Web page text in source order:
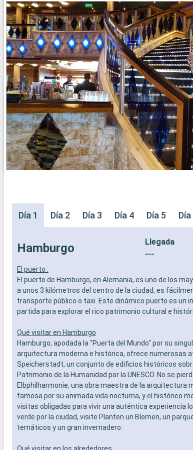
Día 1 Día 2 Día 3 Día 4 Día 5 Día
Hamburgo
Llegada
---
El puerto :
El puerto de Hamburgo, en Alemania, es uno de los
a unos 3 kilómetros del centro de la ciudad, es
transporte público o taxi. Este dinámico puerto es un
partida para explorar el rico patrimonio cultural e
Qué visitar en Hamburgo
Hamburgo, apodada la "Puerta del Mundo" por su
arquitectura moderna e histórica, ofrece numerosas
Speicherstadt, un conjunto de edificios históricos
Patrimonio de la Humanidad por la UNESCO. No se
Elbphilharmonie, una obra maestra de la arquitectura
famosa por su animada vida nocturna, y el histórico
visitas obligadas para vivir una auténtica experiencia
verde por la ciudad, visite Planten un Blomen, un
temáticos y un gran invernadero.